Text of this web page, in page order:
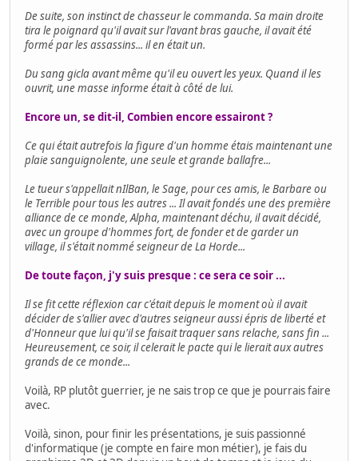
De suite, son instinct de chasseur le commanda. Sa main droite
tira le poignard qu'il avait sur l'avant bras gauche, il avait été
formé par les assassins... il en était un.
Du sang gicla avant même qu'il eu ouvert les yeux. Quand il les
ouvrit, une masse informe était à côté de lui.
Encore un, se dit-il, Combien encore essairont ?
Ce qui était autrefois la figure d'un homme étais maintenant une
plaie sanguignolente, une seule et grande ballafre...
Le tueur s'appellait nIlBan, le Sage, pour ces amis, le Barbare ou
le Terrible pour tous les autres ... Il avait fondés une des première
alliance de ce monde, Alpha, maintenant déchu, il avait décidé,
avec un groupe d'hommes fort, de fonder et de garder un
village, il s'était nommé seigneur de La Horde...
De toute façon, j'y suis presque : ce sera ce soir ...
Il se fit cette réflexion car c'était depuis le moment où il avait
décider de s'allier avec d'autres seigneur aussi épris de liberté et
d'Honneur que lui qu'il se faisait traquer sans relache, sans fin ...
Heureusement, ce soir, il celerait le pacte qui le lierait aux autres
grands de ce monde...
Voilà, RP plutôt guerrier, je ne sais trop ce que je pourrais faire
avec.
Voilà, sinon, pour finir les présentations, je suis passionné
d'informatique (je compte en faire mon métier), je fais du